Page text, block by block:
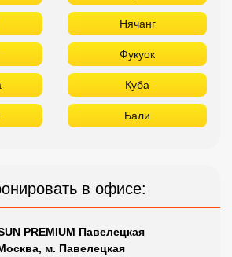
Нячанг
Фукуок
Куба
Бали
в офисе:
PREMIUM Павелецкая
м. Павелецкая